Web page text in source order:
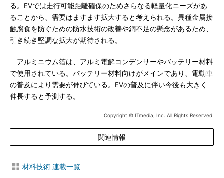
る。EVでは走行可能距離確保のためさらなる軽量化ニーズがあ
ることから、需要はますます拡大すると考えられる。異種金属接
触腐食を防ぐための防水技術の改善や銅不足の懸念があるため、
引き続き堅調な拡大が期待される。
アルミニウム箔は、アルミ電解コンデンサーやバッテリー材料
で使用されている。バッテリー材料向けがメインであり、電動車
の普及により需要が伸びている。EVの普及に伴い今後も大きく
伸長すると予測する。
Copyright © ITmedia, Inc. All Rights Reserved.
関連情報
材料技術 連載一覧